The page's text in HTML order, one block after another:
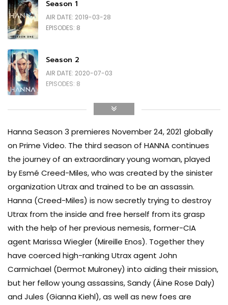
Ray Liotta
GORDON EVANS
Season 1
AIR DATE: 2019-03-28
EPISODES: 8
Season 2
AIR DATE: 2020-07-03
EPISODES: 8
AIR DATE: 2021-11-23
Hanna Season 3 premieres November 24, 2021 globally
on Prime Video. The third season of HANNA continues
the journey of an extraordinary young woman, played
by Esmé Creed-Miles, who was created by the sinister
organization Utrax and trained to be an assassin.
Hanna (Creed-Miles) is now secretly trying to destroy
Utrax from the inside and free herself from its grasp
with the help of her previous nemesis, former-CIA
agent Marissa Wiegler (Mireille Enos). Together they
have coerced high-ranking Utrax agent John
Carmichael (Dermot Mulroney) into aiding their mission,
but her fellow young assassins, Sandy (Áine Rose Daly)
and Jules (Gianna Kiehl), as well as new foes are